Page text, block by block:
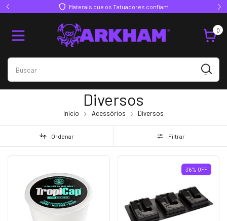
Materais que os Tatuadores confiam
0
Diversos
Início Acessórios Diversos
Ordenar Filtrar
36% OFF